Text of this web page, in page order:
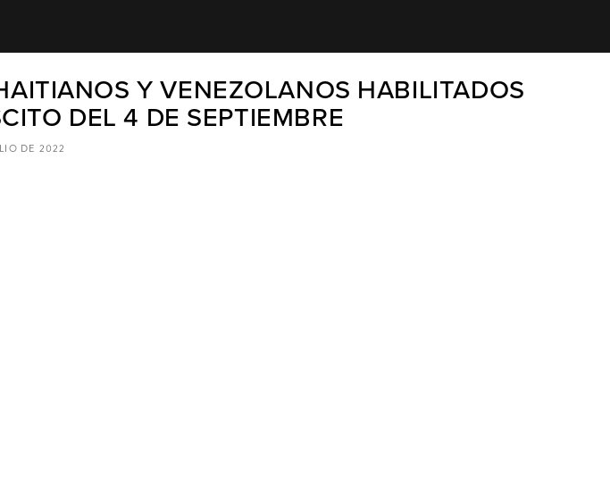
Y VENEZOLANOS HABILITADOS
DEL 4 DE SEPTIEMBRE
DE 2022